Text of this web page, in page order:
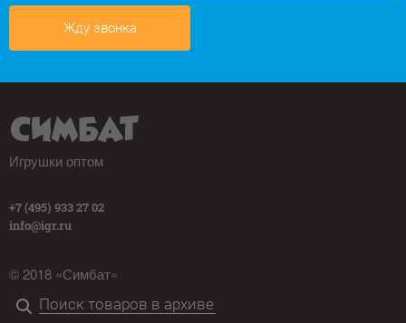
Жду звонка
Игрушки оптом
+7 (495) 933 27 02
info@igr.ru
© 2018 «Симбат»